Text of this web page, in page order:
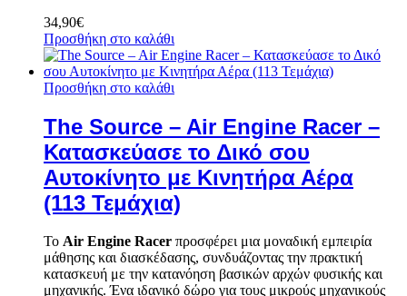
34,90€
Προσθήκη στο καλάθι
Προσθήκη στο καλάθι
The Source – Air Engine Racer –
Κατασκεύασε το Δικό σου
Αυτοκίνητο με Κινητήρα Αέρα
(113 Τεμάχια)
Το Air Engine Racer προσφέρει μια μοναδική εμπειρία
μάθησης και διασκέδασης, συνδυάζοντας την πρακτική
κατασκευή με την κατανόηση βασικών αρχών φυσικής και
μηχανικής. Ένα ιδανικό δώρο για τους μικρούς μηχανικούς